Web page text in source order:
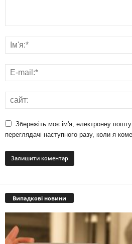
Збережіть моє ім'я, електронну
переглядачі наступного разу, коли я
Випадкові новини